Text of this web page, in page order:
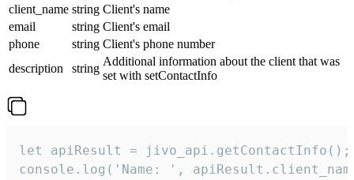
client_name string Client's name
email
string Client's email
phone
string Client's phone number
description
string
Additional information about the client that was
set with setContactInfo
let apiResult = jivo_api.getContactInfo();
console.log('Name: ',